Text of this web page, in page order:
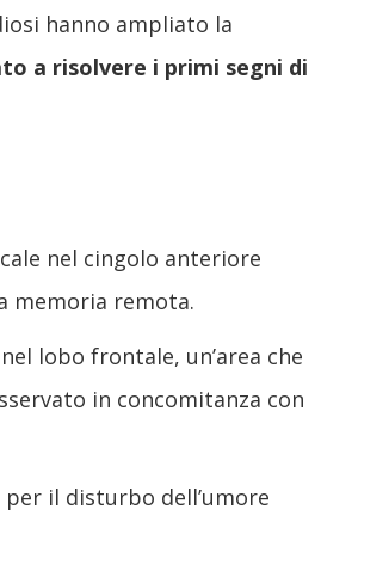
hanno ampliato la
a risolvere i primi segni di
nel cingolo anteriore
memoria remota.
lobo frontale, un’area che
in concomitanza con
il disturbo dell’umore